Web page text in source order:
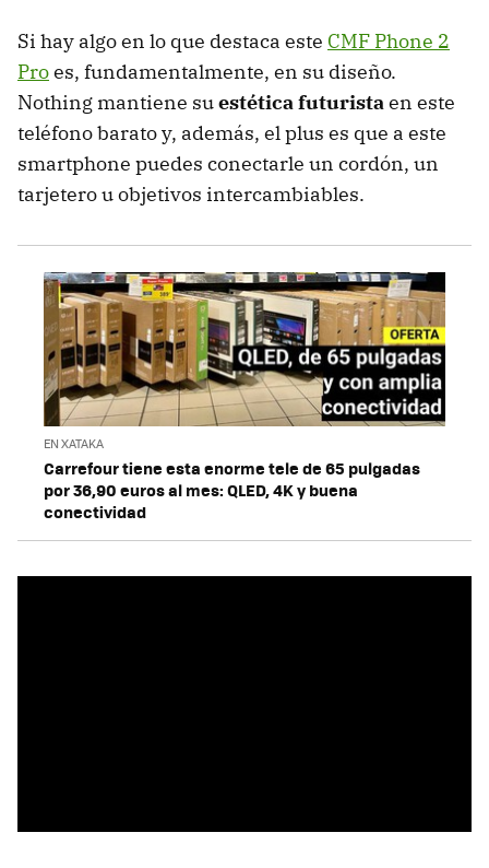
Si hay algo en lo que destaca este CMF Phone 2
Proes, fundamentalmente, en su diseño.
Nothing mantiene suestética futuristaen este
teléfono barato y, además, el plus es que a este
smartphone puedes conectarle un cordón, un
tarjetero u objetivos intercambiables.
EN XATAKA
Carrefour tiene esta enorme tele de 65 pulgadas
por 36,90 euros al mes: QLED, 4K y buena
conectividad